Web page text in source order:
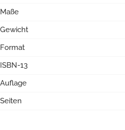
Maße
Gewicht
Format
ISBN-13
Auflage
Seiten